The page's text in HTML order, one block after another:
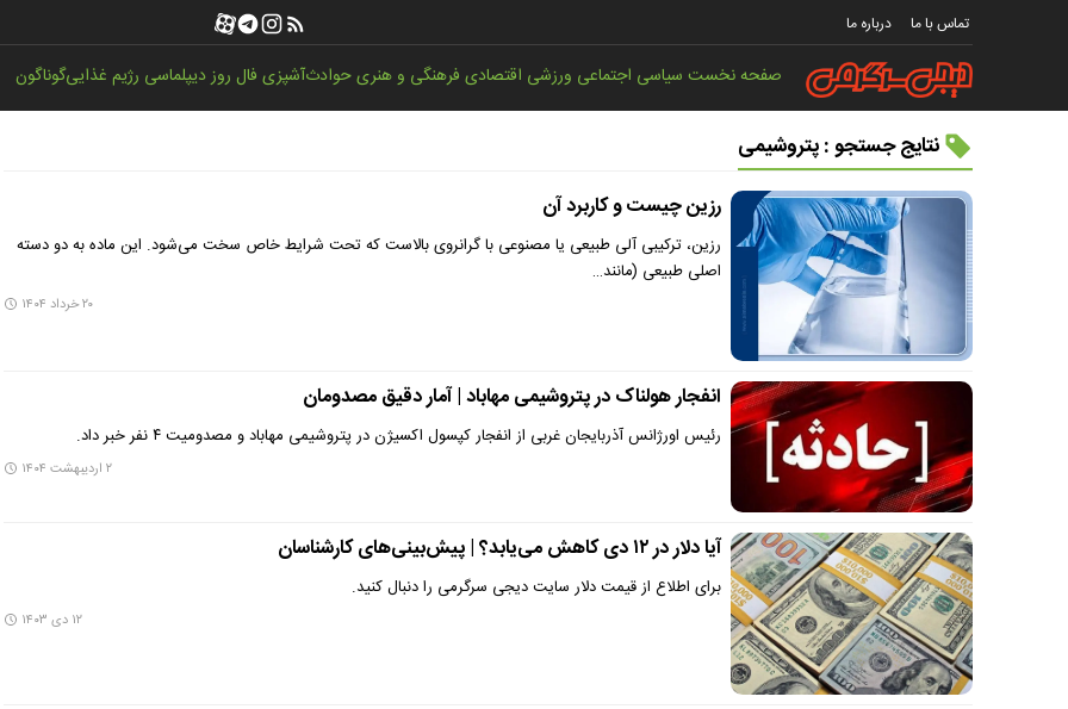
تماس با ما درباره ما
صفحه نخستسیاسی اجتماعی ورزشی اقتصادیفرهنگی و هنریحوادثآشپزیفال روزدیپلماسی رژیم غذاییگوناگون
نتایج جستجو : پتروشیمی
رزین چیست و کاربرد آن
رزین، ترکیبی آلی طبیعی یا مصنوعی با گرانروی بالاست که تحت شرایط خاص سخت می‌شود. این ماده به دو دسته
اصلی طبیعی (مانند…
۲۰ خرداد ۱۴۰۴
انفجار هولناک در پتروشیمی مهاباد | آمار دقیق مصدومان
رئیس اورژانس آذربایجان غربی از انفجار کپسول اکسیژن در پتروشیمی مهاباد و مصدومیت ۴ نفر خبر داد.
۲ اردیبهشت ۱۴۰۴
آیا دلار در ۱۲ دی کاهش می‌یابد؟ | پیش‌بینی‌های کارشناسان
برای اطلاع از قیمت دلار سایت دیجی سرگرمی را دنبال کنید.
۱۲ دی ۱۴۰۳